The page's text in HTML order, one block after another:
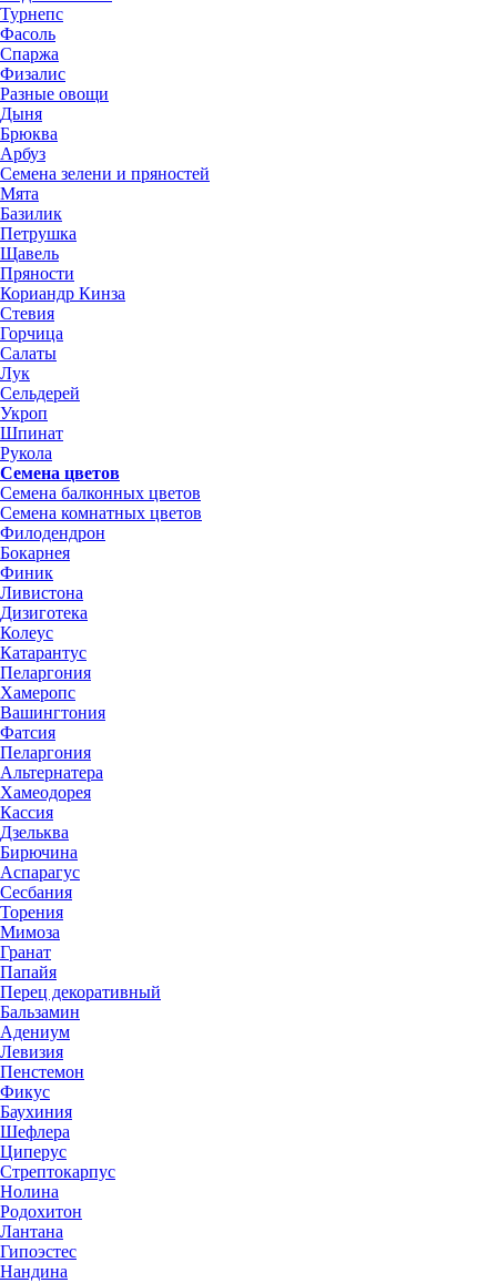
Турнепс
Фасоль
Спаржа
Физалис
Разные овощи
Дыня
Брюква
Арбуз
Семена зелени и пряностей
Мята
Базилик
Петрушка
Щавель
Пряности
Кориандр Кинза
Стевия
Горчица
Салаты
Лук
Сельдерей
Укроп
Шпинат
Рукола
Семена цветов
Семена балконных цветов
Семена комнатных цветов
Филодендрон
Бокарнея
Финик
Ливистона
Дизиготека
Колеус
Катарантус
Пеларгония
Хамеропс
Вашингтония
Фатсия
Пеларгония
Альтернатера
Хамеодорея
Кассия
Дзельква
Бирючина
Аспарагус
Сесбания
Торения
Мимоза
Гранат
Папайя
Перец декоративный
Бальзамин
Адениум
Левизия
Пенстемон
Фикус
Баухиния
Шефлера
Циперус
Стрептокарпус
Нолина
Родохитон
Лантана
Гипоэстес
Нандина